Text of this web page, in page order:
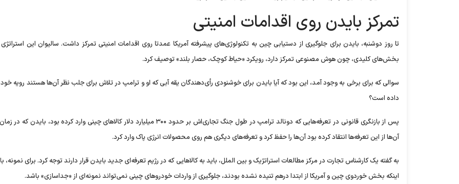
تمرکز بایدن روی اقدامات امنیتی
تا روز دوشنبه، بایدن برای جلوگیری از دستیابی چین به تکنولوژی‌های پیشرفته آمریکا عمدتا روی اقدامات امنیتی تمرکز داشت. سالیوان این استراتژی
بخش‌های کلیدی، چون هوش مصنوعی تمرکز دارد، رویکرد «حیاط کوچک، حصار بلند» توصیف کرد.
سوالی که برای برخی به وجود آمد، این بود که آیا بایدن برای خوشنودی رأی‌دهندگان یقه آبی که او و ترامپ در تلاش برای جلب نظر آن‌ها هستند رویه خود
داده است؟
پس از بازنگری قانونی در تعرفه‌هایی که دونالد ترامپ در طول جنگ تجاری‌اش بر حدود ۳۰۰ میلیارد دلار کالا‌های چینی وارد کرده بود،
آن‌ها از این تعرفه‌ها انتقاد کرده بود آن‌ها را حفظ کرد و تعرفه‌های دیگری هم روی محصولات انرژی پاک وارد کرد.
به گفته یک کارشناس تجارت در مرکز مطالعات استراتژیک و بین الملل، باید به کالا‌هایی که در رژیم تعرفه‌ای جدید بایدن قرار دارند توجه کرد. برای نمونه،
اینکه بخش خوردوی چین و آمریکا از ابتدا درهم تنیده نشده بودند، جلوگیری از واردات خودرو‌های چینی نمی‌تواند نمونه‌ای از «جداسازی» باشد.